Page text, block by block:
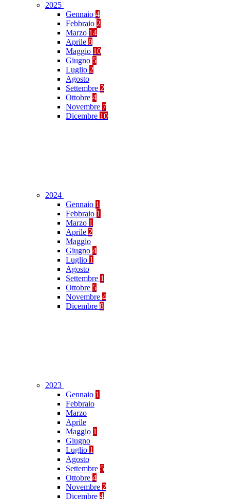
2025
Gennaio 4
Febbraio 2
Marzo 14
Aprile 8
Maggio 10
Giugno 5
Luglio 2
Agosto
Settembre 2
Ottobre 4
Novembre 7
Dicembre 10
2024
Gennaio 1
Febbraio 1
Marzo 1
Aprile 2
Maggio
Giugno 4
Luglio 1
Agosto
Settembre 1
Ottobre 5
Novembre 4
Dicembre 8
2023
Gennaio 1
Febbraio
Marzo
Aprile
Maggio 1
Giugno
Luglio 1
Agosto
Settembre 5
Ottobre 4
Novembre 2
Dicembre 4